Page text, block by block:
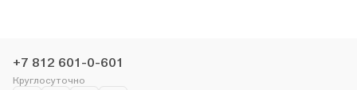
+7 812 601-0-601
Круглосуточно